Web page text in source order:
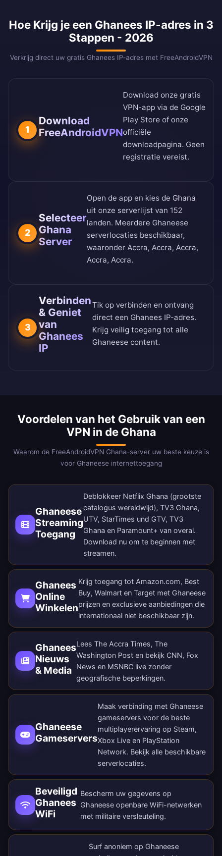
Hoe Krijg je een Ghanees IP-adres in 3
Stappen - 2026
Verkrijg direct uw gratis Ghanees IP-adres met FreeAndroidVPN
1
Download
FreeAndroidVPN
Download onze gratis
VPN-app via de Google
Play Store of onze
officiële
downloadpagina. Geen
registratie vereist.
2
Selecteer
Ghana
Server
Open de app en kies de Ghana
uit onze serverlijst van 152
landen. Meerdere Ghaneese
serverlocaties beschikbaar,
waaronder Accra, Accra, Accra,
Accra, Accra.
3
Verbinden
& Geniet
van
Ghanees
IP
Tik op verbinden en ontvang
direct een Ghanees IP-adres.
Krijg veilig toegang tot alle
Ghaneese content.
Voordelen van het Gebruik van een
VPN in de Ghana
Waarom de FreeAndroidVPN Ghana-server uw beste keuze is
voor Ghaneese internettoegang
Ghaneese
Streaming
Toegang
Deblokkeer Netflix Ghana (grootste
catalogus wereldwijd), TV3 Ghana,
UTV, StarTimes und GTV, TV3
Ghana en Paramount+ van overal.
Download nu om te beginnen met
streamen.
Ghanees
Online
Winkelen
Krijg toegang tot Amazon.com, Best
Buy, Walmart en Target met Ghaneese
prijzen en exclusieve aanbiedingen die
internationaal niet beschikbaar zijn.
Ghanees
Nieuws
& Media
Lees The Accra Times, The
Washington Post en bekijk CNN, Fox
News en MSNBC live zonder
geografische beperkingen.
Ghaneese
Gameservers
Maak verbinding met Ghaneese
gameservers voor de beste
multiplayerervaring op Steam,
Xbox Live en PlayStation
Network. Bekijk alle beschikbare
serverlocaties.
Beveiligd
Ghanees
WiFi
Bescherm uw gegevens op
Ghaneese openbare WiFi-netwerken
met militaire versleuteling.
Surf anoniem op Ghaneese